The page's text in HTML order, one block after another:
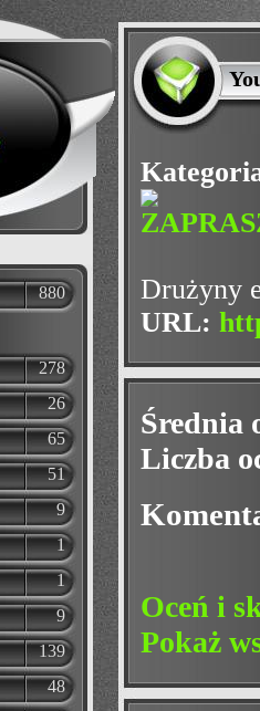
880
278
26
65
51
9
1
1
9
139
48
Drużyny
URL:
Średnia
Liczba
Oceń i
Pokaż